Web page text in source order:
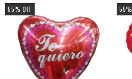
55% OFF 55%